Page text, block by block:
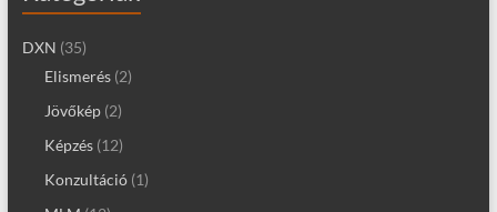
DXN (35)
Elismerés(2)
Jövőkép(2)
Képzés(12)
Konzultáció(1)